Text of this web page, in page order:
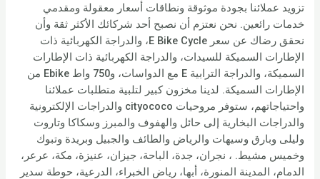
تزويد عملائنا بجودة موثوقة ونطاقات أسعار معقولة ومقدمي
خدمات رائعين. نحن نعتزم أن نصبح أحد شركائك الأكثر ثقة وأن
نحقق رضاك عن سعر E Bike Cycle، والدراجة الكهربائية ذات
الإطارات السميكة للسيدات، والدراجة الكهربائية ذات الإطارات
السميكة، والدراجة الترابية E مع الدواسات، و750 واط Ebike من
الإطارات السميكة. لدينا مخزون كبير لتلبية متطلبات عملائنا
واحتياجاتهم، ستوفر مروحيات cityococo والدراجات الإلكترونية
والدراجات البخارية إلى حائل والهفوف والمبرز وسكاكا وتاروت
وليلى وبارق وسيهات والرياض والطائف والجبيل وبريدة وتبوك
وخميس مشيط. ، نجران، جدة، الباحة، جيزان، عنيزة، مكة، عرعر،
الدمام، المدينة المنورة، أبها، رياض الخبراء، الدرعية، حوطة سدير